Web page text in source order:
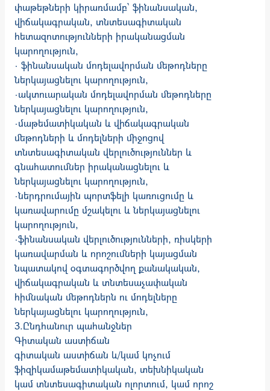
փաթեթների կիրառմամբ՝ ֆինանսական,
վիճակագրական, տնտեսագիտական
հետազոտությունների իրականացման
կարողություն,
· ֆինանսական մոդելավորման մեթոդները
ներկայացնելու կարողություն,
·ակտուարական մոդելավորման մեթոդները
ներկայացնելու կարողություն,
·մաթեմատիկական և վիճակագրական
մեթոդների և մոդելների միջոցով
տնտեսագիտական վերլուծություններ և
գնահատումներ իրականացնելու և
ներկայացնելու կարողություն,
·ներդրումային պորտֆելի կառուցումը և
կառավարումը մշակելու և ներկայացնելու
կարողություն,
·ֆինանսական վերլուծությունների, ռիսկերի
կառավարման և որոշումների կայացման
նպատակով օգտագործվող քանակական,
վիճակագրական և տնտեսաչափական
հիմնական մեթոդներն ու մոդելները
ներկայացնելու կարողություն,
3.Ընդհանուր պահանջներ
Գիտական աստիճան
գիտական աստիճան և/կամ կոչում
ֆիզիկամաթեմատիկական, տեխնիկական
կամ տնտեսագիտական ոլորտում, կամ որոշ